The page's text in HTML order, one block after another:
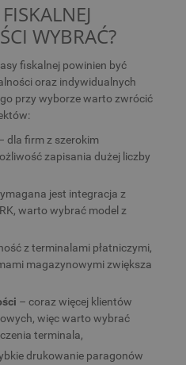
WYBRAĆ?
fiskalnej powinien być
oraz indywidualnych
przy wyborze warto zwrócić
dla firm z szerokim
zapisania dużej liczby
jest integracja z
warto wybrać model z
z terminalami płatniczymi,
magazynowymi zwiększa
– coraz więcej klientów
więc warto wybrać
terminala,
drukowanie paragonów